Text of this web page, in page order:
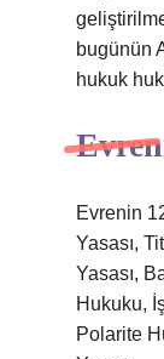
bugünün
hukuk
Evrenin
Yasası,
Yasası,
Hukuku,
Polarite